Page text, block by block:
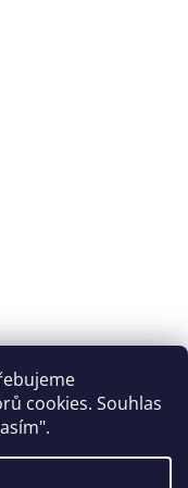
cookies. Souhlas